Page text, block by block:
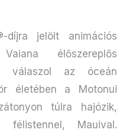
díjra jelölt animációs
élőszereplős
válaszol az óceán
életében a Motonui
túlra hajózik,
Mauival.